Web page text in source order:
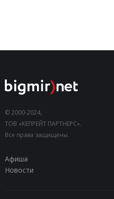
© 2000-2024,
ТОВ «КЕПРЕЙТ ПАРТНЕРС».
Все права защищены.
Афиша
Новости